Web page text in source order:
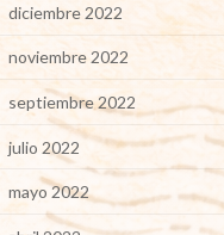
diciembre 2022
noviembre 2022
septiembre 2022
julio 2022
mayo 2022